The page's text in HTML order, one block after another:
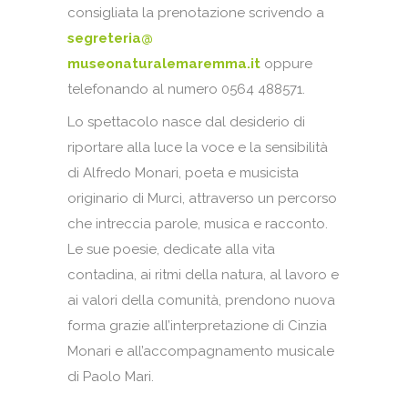
consigliata la prenotazione scrivendo a
segreteria@
museonaturalemaremma.it oppure
telefonando al numero 0564 488571.
Lo spettacolo nasce dal desiderio di
riportare alla luce la voce e la sensibilità
di Alfredo Monari, poeta e musicista
originario di Murci, attraverso un percorso
che intreccia parole, musica e racconto.
Le sue poesie, dedicate alla vita
contadina, ai ritmi della natura, al lavoro e
ai valori della comunità, prendono nuova
forma grazie all’interpretazione di Cinzia
Monari e all’accompagnamento musicale
di Paolo Mari.